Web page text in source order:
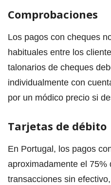
Comprobaciones
Los pagos con cheques
habituales entre los
talonarios de cheques
individualmente con
por un módico precio si
Tarjetas de débito
En Portugal, los pagos
aproximadamente el 75%
transacciones sin